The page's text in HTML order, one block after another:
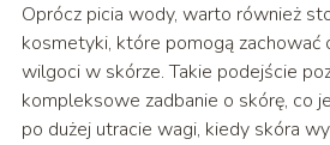
Oprócz picia wody, warto również
kosmetyki, które pomogą zachować
wilgoci w skórze. Takie podejście
kompleksowe zadbanie o skórę, co
po dużej utracie wagi, kiedy skóra